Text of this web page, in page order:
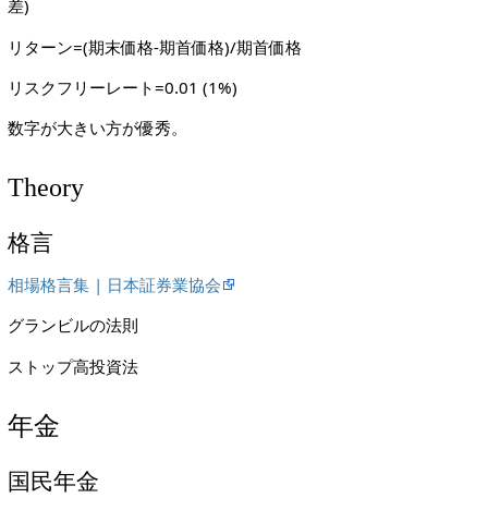
差)
リターン=(期末価格-期首価格)/期首価格
リスクフリーレート=0.01 (1%)
数字が大きい方が優秀。
Theory
格言
相場格言集 | 日本証券業協会
グランビルの法則
ストップ高投資法
年金
国民年金